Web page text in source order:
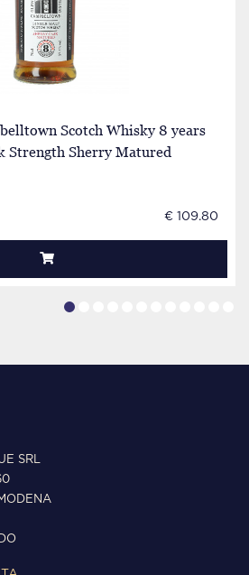
Scotch Whisky 8 years
Strength Sherry Matured
€ 109.80
SRL